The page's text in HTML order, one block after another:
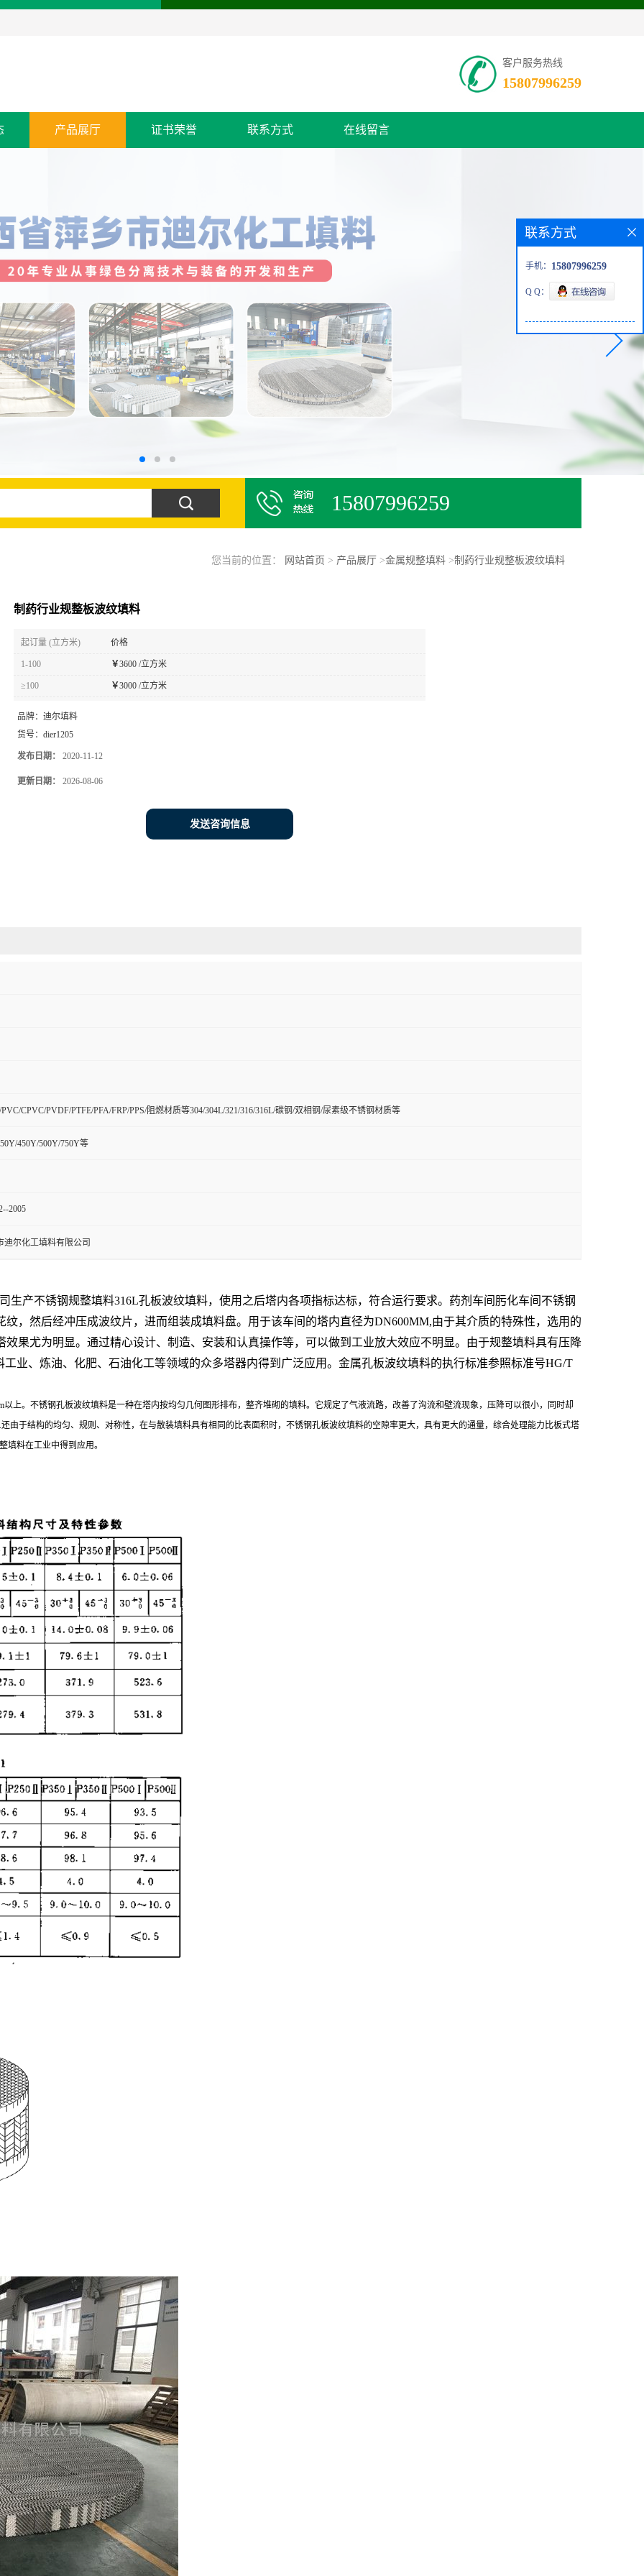
客户服务热线
15807996259
产品展厅 证书荣誉 联系方式 在线留言
15807996259
您当前的位置： 网站首页 > 产品展厅 >金属规整填料>制药行业规整板波纹填料
制药行业规整板波纹填料
起订量 (立方米) 价格
1-100 ￥3600 /立方米
≥100 ￥3000 /立方米
品牌： 迪尔填料
货号： dier1205
发布日期： 2020-11-12
更新日期： 2026-08-06
发送咨询信息
PVC/CPVC/PVDF/PTFE/PFA/FRP/PPS/阻燃材质等304/304L/321/316/316L/碳钢/双相钢/尿素级不锈钢材质等
450Y/500Y/750Y等
2005
迪尔化工填料有限公司
生产不锈钢规整填料316L孔板波纹填料，使用之后塔内各项指标达标，符合运行要求。药剂车间肟化车间不锈钢
，然后经冲压成波纹片，进而组装成填料盘。用于该车间的塔内直径为DN600MM,由于其介质的特殊性，选用的
效果尤为明显。通过精心设计、制造、安装和认真操作等，可以做到工业放大效应不明显。由于规整填料具有压降
业、炼油、化肥、石油化工等领域的众多塔器内得到广泛应用。金属孔板波纹填料的执行标准参照标准号HG/T
上。不锈钢孔板波纹填料是一种在塔内按均匀几何图形排布，整齐堆砌的填料。它规定了气液流路，改善了沟流和壁流现象，压降可以很小，同时却
由于结构的均匀、规则、对称性，在与散装填料具有相同的比表面积时，不锈钢孔板波纹填料的空隙率更大，具有更大的通量，综合处理能力比板式塔
填料在工业中得到应用。
联系方式
手机： 15807996259
Q Q：